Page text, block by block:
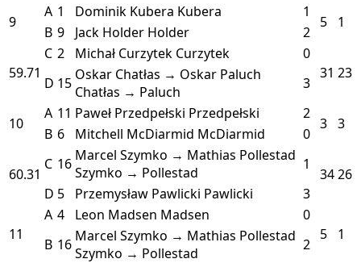
9
A 1 Dominik Kubera Kubera 1
5 1
B 9 Jack Holder Holder 2
59.71
C 2 Michał Curzytek Curzytek
0
31 23
D 15 Oskar Chatłas → Oskar Paluch
Chatłas → Paluch
3
10
A 11 Paweł Przedpełski Przedpełski 2
3 3
B 6 Mitchell McDiarmid McDiarmid 0
60.31
C 16 Marcel Szymko → Mathias Pollestad
Szymko → Pollestad
1
3426
D 5 Przemysław Pawlicki Pawlicki 3
11
A 4 Leon Madsen Madsen
0
5
1
B 16 Marcel Szymko → Mathias Pollestad
Szymko → Pollestad
2